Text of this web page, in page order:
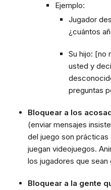
Ejemplo:
Jugador
¿cuántos
Su hijo: [no
usted y
preguntas
Bloquear a los
(enviar mensajes
del juego son prácticas
juegan videojuegos.
los jugadores que
Bloquear a la gente